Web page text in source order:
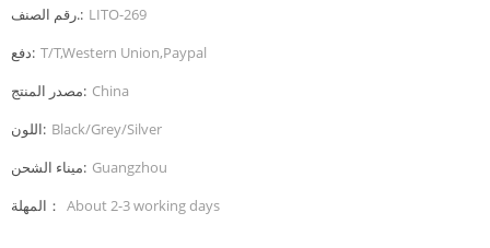
رقم الصنف.: LITO-269
دفع: T/T,Western Union,Paypal
مصدر المنتج: China
اللون: Black/Grey/Silver
ميناء الشحن: Guangzhou
المهلة： About 2-3 working days